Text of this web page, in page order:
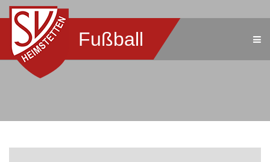
Fußball